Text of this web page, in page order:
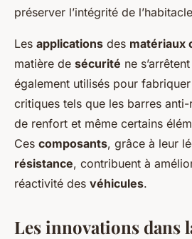
préserver l’intégrité de
Les applications des matériaux
matière de sécurité ne
également utilisés pour
critiques tels que les barres
de renfort et même certains
Ces composants, grâce à leur
résistance, contribuent à
réactivité des véhicules.
Les innovations dans